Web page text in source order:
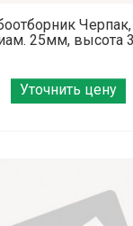
25мм, высота
Уточнить цену